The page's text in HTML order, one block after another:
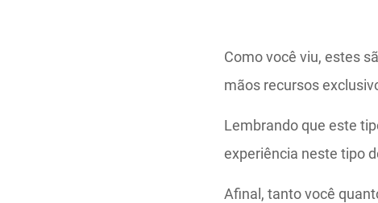
Como você viu, estes
mãos recursos
Lembrando que este
experiência neste tipo
Afinal, tanto você